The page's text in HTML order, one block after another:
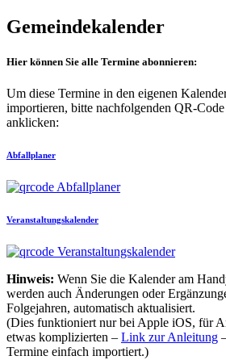
Gemeindekalender
Hier können Sie alle Termine abonnieren:
Um diese Termine in den eigenen
importieren, bitte nachfolgenden QR-Code
anklicken:
Abfallplaner
Veranstaltungskalender
Hinweis: Wenn Sie die Kalender am
werden auch Änderungen oder
Folgejahren, automatisch aktualisiert.
(Dies funktioniert nur bei Apple iOS, für
etwas komplizierten – Link zur Anleitung
Termine einfach importiert.)